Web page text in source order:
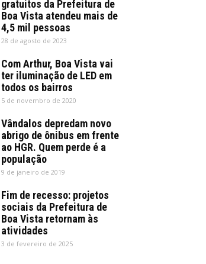
gratuitos da Prefeitura de
Boa Vista atendeu mais de
4,5 mil pessoas
28 de agosto de 2023
Com Arthur, Boa Vista vai
ter iluminação de LED em
todos os bairros
5 de novembro de 2020
Vândalos depredam novo
abrigo de ônibus em frente
ao HGR. Quem perde é a
população
9 de janeiro de 2019
Fim de recesso: projetos
sociais da Prefeitura de
Boa Vista retornam às
atividades
3 de fevereiro de 2025